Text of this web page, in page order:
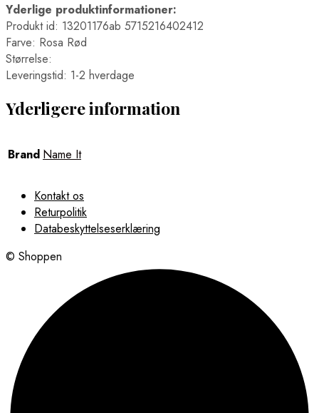
Yderlige produktinformationer:
Produkt id: 13201176ab 5715216402412
Farve: Rosa Rød
Størrelse:
Leveringstid: 1-2 hverdage
Yderligere information
Brand Name It
Kontakt os
Returpolitik
Databeskyttelseserklæring
© Shoppen